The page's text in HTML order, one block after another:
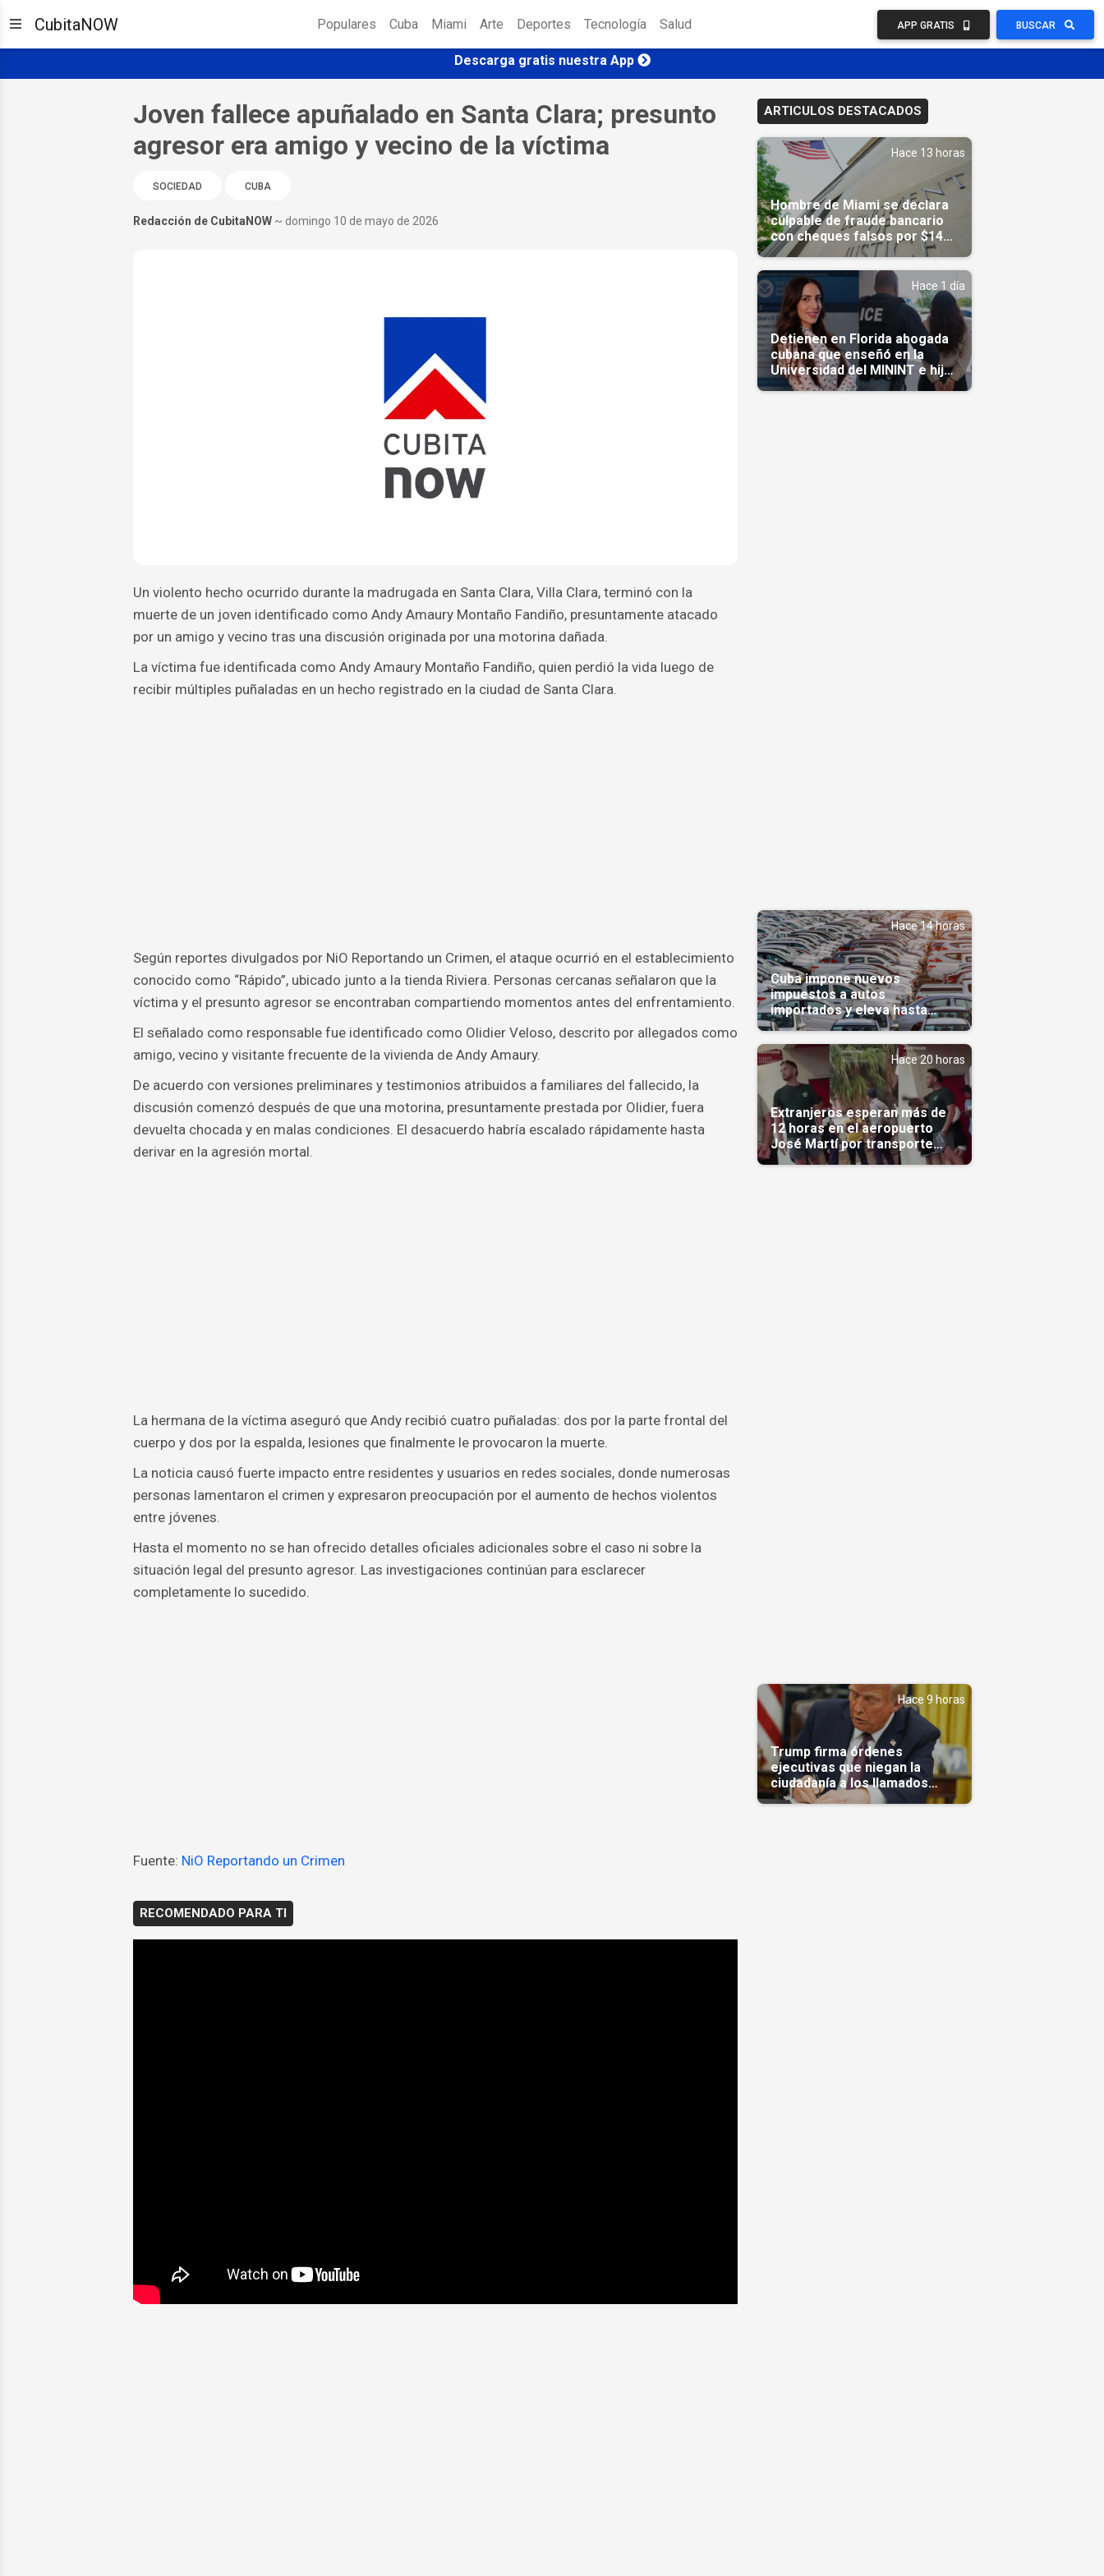
CubitaNOW Populares Cuba Miami Arte Deportes Tecnología Salud APP GRATIS BUSCAR
Descarga gratis nuestra App
Joven fallece apuñalado en Santa Clara; presunto
agresor era amigo y vecino de la víctima
SOCIEDAD CUBA
Redacción de CubitaNOW ~ domingo 10 de mayo de 2026
Un violento hecho ocurrido durante la madrugada en Santa Clara, Villa Clara, terminó con la
muerte de un joven identificado como Andy Amaury Montaño Fandiño, presuntamente atacado
por un amigo y vecino tras una discusión originada por una motorina dañada.
La víctima fue identificada como Andy Amaury Montaño Fandiño, quien perdió la vida luego de
recibir múltiples puñaladas en un hecho registrado en la ciudad de Santa Clara.
Según reportes divulgados por NiO Reportando un Crimen, el ataque ocurrió en el establecimiento
conocido como “Rápido”, ubicado junto a la tienda Riviera. Personas cercanas señalaron que la
víctima y el presunto agresor se encontraban compartiendo momentos antes del enfrentamiento.
El señalado como responsable fue identificado como Olidier Veloso, descrito por allegados como
amigo, vecino y visitante frecuente de la vivienda de Andy Amaury.
De acuerdo con versiones preliminares y testimonios atribuidos a familiares del fallecido, la
discusión comenzó después de que una motorina, presuntamente prestada por Olidier, fuera
devuelta chocada y en malas condiciones. El desacuerdo habría escalado rápidamente hasta
derivar en la agresión mortal.
La hermana de la víctima aseguró que Andy recibió cuatro puñaladas: dos por la parte frontal del
cuerpo y dos por la espalda, lesiones que finalmente le provocaron la muerte.
La noticia causó fuerte impacto entre residentes y usuarios en redes sociales, donde numerosas
personas lamentaron el crimen y expresaron preocupación por el aumento de hechos violentos
entre jóvenes.
Hasta el momento no se han ofrecido detalles oficiales adicionales sobre el caso ni sobre la
situación legal del presunto agresor. Las investigaciones continúan para esclarecer
completamente lo sucedido.
Fuente: NiO Reportando un Crimen
RECOMENDADO PARA TI
ARTICULOS DESTACADOS
Hace 13 horas
Hombre de Miami se declara
culpable de fraude bancario
con cheques falsos por $14
millones
Hace 1 día
Detienen en Florida abogada
cubana que enseñó en la
Universidad del MININT e hija
de diplomático cubano
Hace 14 horas
Cuba impone nuevos
impuestos a autos
importados y eleva hasta
5.000 dólares el gravamen
para vehículos de alta gama
Hace 20 horas
Extranjeros esperan más de
12 horas en el aeropuerto
José Martí por transporte
reservado semanas
Hace 9 horas
Trump firma órdenes
ejecutivas que niegan la
ciudadanía a los llamados
'turistas de nacimiento'